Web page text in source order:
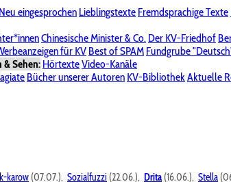
Neu eingesprochen Lieblingstexte Fremdsprachige Texte
Chinesische Minister & Co. Der KV-Friedhof
für KV Best of SPAM Fundgrube
& Sehen: HörtexteVideo-Kanäle
Bücher unserer Autoren KV-BibliothekAktuelle
KVPasswort vergessen?
karow (07.07.), Sozialfuzzi (22.06.), Drita (16.06.), Stella